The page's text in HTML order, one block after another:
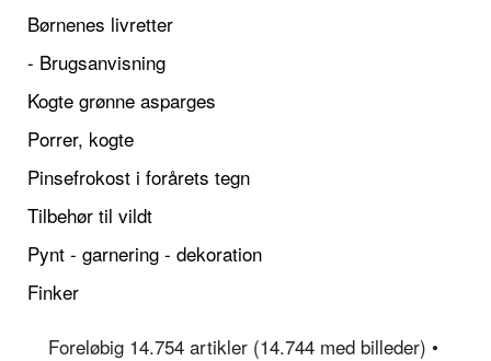
Børnenes livretter
- Brugsanvisning
Kogte grønne asparges
Porrer, kogte
Pinsefrokost i forårets tegn
Tilbehør til vildt
Pynt - garnering - dekoration
Finker
Foreløbig 14.754 artikler (14.744 med billeder) •